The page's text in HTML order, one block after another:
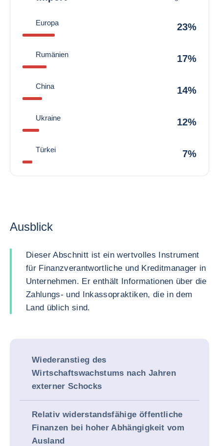
Europa 23%
Rumänien 17%
China 14%
Ukraine 12%
Türkei 7%
Ausblick
Dieser Abschnitt ist ein wertvolles Instrument
für Finanzverantwortliche und Kreditmanager in
Unternehmen. Er enthält Informationen über die
Zahlungs- und Inkassopraktiken, die in dem
Land üblich sind.
Wiederanstieg des
Wirtschaftswachstums nach Jahren
externer Schocks
Relativ widerstandsfähige öffentliche
Finanzen bei hoher Abhängigkeit vom
Ausland